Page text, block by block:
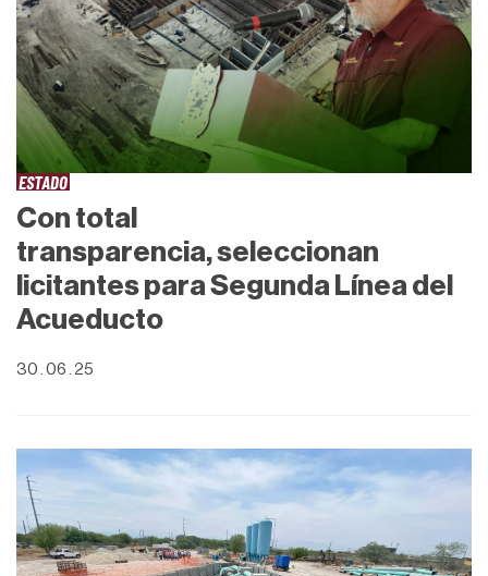
ESTADO
Con total
transparencia, seleccionan
licitantes para Segunda Línea del
Acueducto
30 . 06 . 25